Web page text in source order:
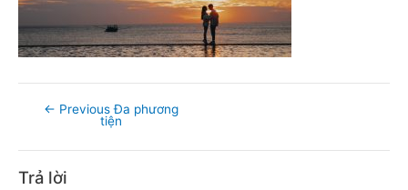
← Previous Đa phương
tiện
Trả lời